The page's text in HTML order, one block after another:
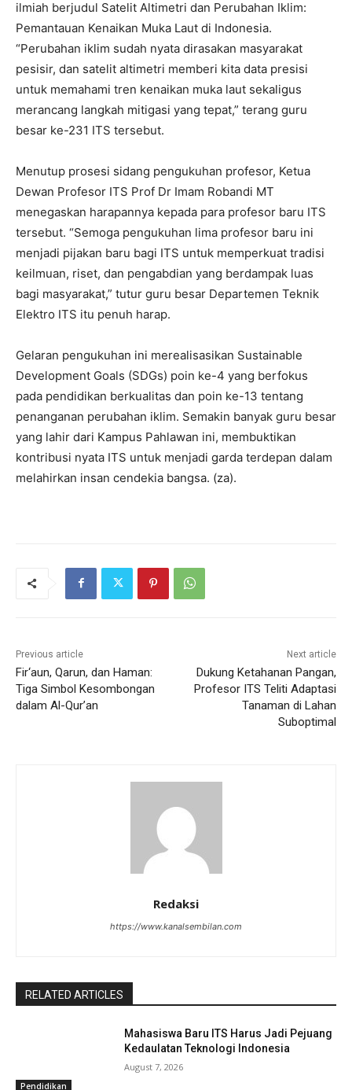
ilmiah berjudul Satelit Altimetri dan Perubahan Iklim:
Pemantauan Kenaikan Muka Laut di Indonesia.
“Perubahan iklim sudah nyata dirasakan masyarakat
pesisir, dan satelit altimetri memberi kita data presisi
untuk memahami tren kenaikan muka laut sekaligus
merancang langkah mitigasi yang tepat,” terang guru
besar ke-231 ITS tersebut.
Menutup prosesi sidang pengukuhan profesor, Ketua
Dewan Profesor ITS Prof Dr Imam Robandi MT
menegaskan harapannya kepada para profesor baru ITS
tersebut. “Semoga pengukuhan lima profesor baru ini
menjadi pijakan baru bagi ITS untuk memperkuat tradisi
keilmuan, riset, dan pengabdian yang berdampak luas
bagi masyarakat,” tutur guru besar Departemen Teknik
Elektro ITS itu penuh harap.
Gelaran pengukuhan ini merealisasikan Sustainable
Development Goals (SDGs) poin ke-4 yang berfokus
pada pendidikan berkualitas dan poin ke-13 tentang
penanganan perubahan iklim. Semakin banyak guru besar
yang lahir dari Kampus Pahlawan ini, membuktikan
kontribusi nyata ITS untuk menjadi garda terdepan dalam
melahirkan insan cendekia bangsa. (za).
Previous article
Fir‘aun, Qarun, dan Haman:
Tiga Simbol Kesombongan
dalam Al-Qur’an
Next article
Dukung Ketahanan Pangan,
Profesor ITS Teliti Adaptasi
Tanaman di Lahan
Suboptimal
Redaksi
https://www.kanalsembilan.com
RELATED ARTICLES
Pendidikan
Mahasiswa Baru ITS Harus Jadi Pejuang
Kedaulatan Teknologi Indonesia
August 7, 2026